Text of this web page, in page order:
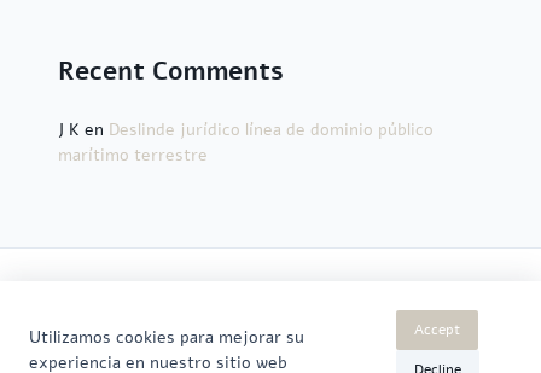
Recent Comments
J K en Deslinde jurídico línea de dominio público
marítimo terrestre
Blogs
Utilizamos cookies para mejorar su
experiencia en nuestro sitio web
Accept